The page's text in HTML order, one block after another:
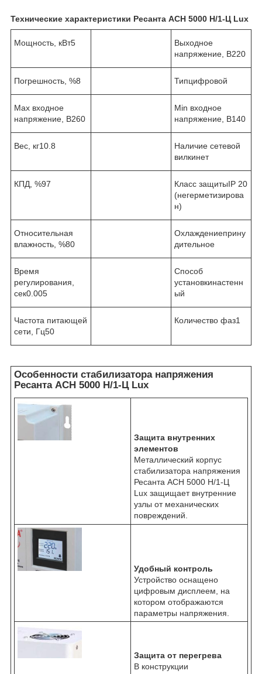
Технические характеристики Ресанта АСН 5000 Н/1-Ц Lux
Мощность, кВт5
Выходное
напряжение, В220
Погрешность, %8 Типцифровой
Max входное
напряжение, В260
Min входное
напряжение, В140
Вес, кг10.8
Наличие сетевой
вилкинет
КПД, %97
Класс защитыIP 20
(негерметизирова
н)
Относительная
влажность, %80
Охлаждениеприну
дительное
Время
регулирования,
сек0.005
Способ
установкинастенн
ый
Частота питающей
сети, Гц50
Количество фаз1
Особенности стабилизатора напряжения
Ресанта АСН 5000 Н/1-Ц Lux
Защита внутренних
элементов
Металлический корпус
стабилизатора напряжения
Ресанта АСН 5000 Н/1-Ц
Lux защищает внутренние
узлы от механических
повреждений.
Удобный контроль
Устройство оснащено
цифровым дисплеем, на
котором отображаются
параметры напряжения.
Защита от перегрева
В конструкции